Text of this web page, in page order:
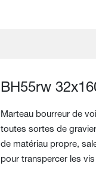
BH55rw
Marteau bourreur de
toutes sortes de
de matériau propre,
pour transpercer les